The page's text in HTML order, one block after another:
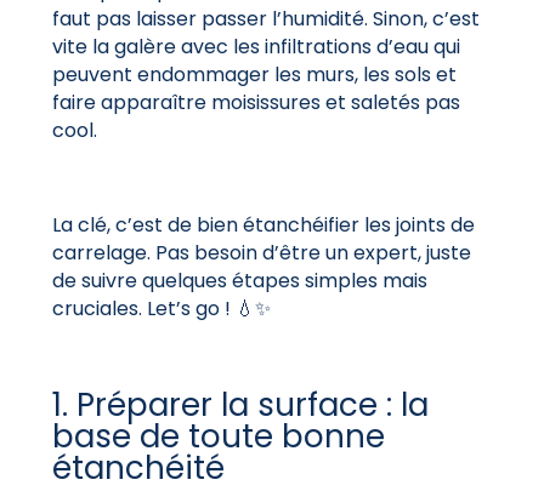
faut pas laisser passer l’humidité. Sinon, c’est
vite la galère avec les infiltrations d’eau qui
peuvent endommager les murs, les sols et
faire apparaître moisissures et saletés pas
cool.
La clé, c’est de bien étanchéifier les joints de
carrelage. Pas besoin d’être un expert, juste
de suivre quelques étapes simples mais
cruciales. Let’s go ! 💧✨
1. Préparer la surface : la
base de toute bonne
étanchéité